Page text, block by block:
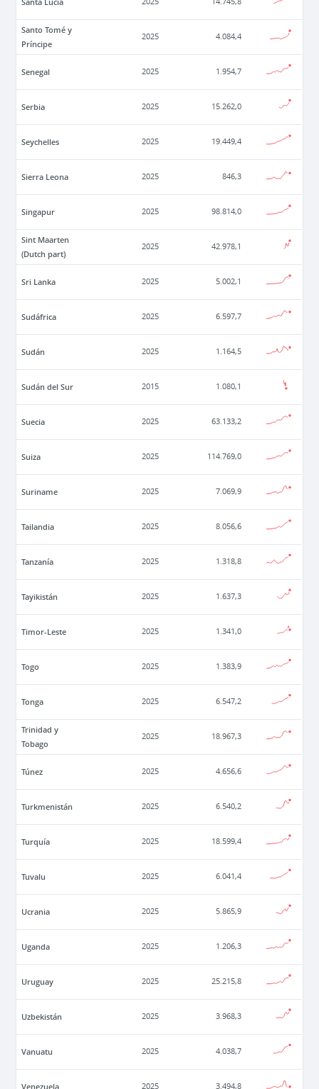
Santo Tomé y
Príncipe
2025 4.084,4
Senegal 2025 1.954,7
Serbia 2025 15.262,0
Seychelles 2025 19.449,4
Sierra Leona 2025 846,3
Singapur 2025 98.814,0
Sint Maarten
(Dutch part)
2025 42.978,1
Sri Lanka 2025 5.002,1
Sudáfrica 2025 6.597,7
Sudán 2025 1.164,5
Sudán del Sur 2015 1.080,1
Suecia 2025 63.133,2
Suiza 2025 114.769,0
Suriname 2025 7.069,9
Tailandia 2025 8.056,6
Tanzanía 2025 1.318,8
Tayikistán 2025 1.637,3
Timor-Leste 2025 1.341,0
Togo 2025 1.383,9
Tonga 2025 6.547,2
Trinidad y
Tobago
2025 18.967,3
Túnez 2025 4.656,6
Turkmenistán 2025 6.540,2
Turquía 2025 18.599,4
Tuvalu 2025 6.041,4
Ucrania 2025 5.865,9
Uganda 2025 1.206,3
Uruguay 2025 25.215,8
Uzbekistán 2025 3.968,3
Vanuatu 2025 4.038,7
Venezuela 2025 3.494,8